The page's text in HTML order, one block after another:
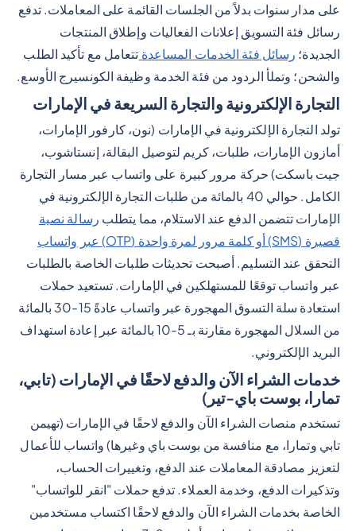
على مدار سنوات بدلاً من الجلسات القائمة على المعاملات. تدفع
رسائل فئة التسويق إعلانات الفعاليات وإطلاق المنتجات
الجديدة؛ رسائل فئة الخدمات المساعدة تتعامل مع تأكيد الطلب
والشحن؛ وتملأ الردود من فئة الخدمة وظيفة الكونسيرج الأوسع.
التجارة الإلكترونية والتجارة السريعة في الإمارات
تولد التجارة الإلكترونية في الإمارات (نون، كارفور الإمارات،
أمازون الإمارات، طلبات، كريم لتوصيل البقالة، إنستاشوب،
جيت باسكت) حركة مرور كبيرة على واتساب عبر مسار التجارة
الكامل. حوالي 40 بالمائة من طلبات التجارة الإلكترونية في
الإمارات تتضمن الدفع عند الاستلام، مما يتطلب رسالة نصية
قصيرة (SMS) أو كلمة مرور لمرة واحدة (OTP) عبر واتساب
التحقق عند التسليم. أصبحت تحديثات طلبات الخاصة بالطلبات
عبر واتساب توقعًا للمستهلكين في الإمارات. تستعيد حملات
استعادة سلة التسوق المهجورة عبر واتساب عادةً 15-30 بالمائة
من السلال المهجورة مقارنة بـ 5-10 بالمائة عبر إعادة استهداف
البريد الإلكتروني.
خدمات الشراء الآن والدفع لاحقًا في الإمارات (تابي،
تمارا، بوست باي-تير)
تستخدم منصات الشراء الآن والدفع لاحقًا في الإمارات (تهيمن
تابي وتمارا، مع منافسة من بوست باي وغيرها) واتساب للأعمال
لتعزيز مصادقة المعاملات عند الدفع، وتغييرات الحساب،
وتذكيرات الدفع، وخدمة العملاء. تدفع حملات "انقر للواتساب"
الخاصة بخدمات الشراء الآن والدفع لاحقًا اكتساب مستخدمين